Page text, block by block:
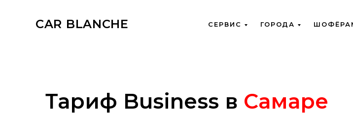
CAR BLANCHE СЕРВИС ГОРОДА
Тариф Business в Самаре